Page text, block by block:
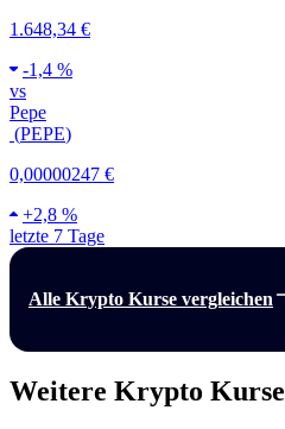
1.648,34 €
-1,4 %
vs
Pepe
(PEPE)
0,00000247 €
+2,8 %
letzte 7 Tage
Alle Krypto Kurse vergleichen
Weitere Krypto Kurse